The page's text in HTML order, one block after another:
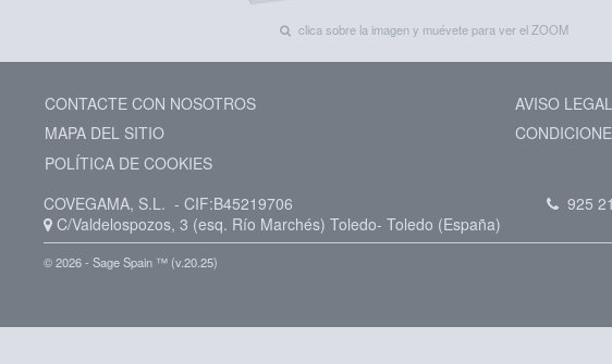
clica sobre la imagen y muévete para ver el ZOOM
CONTACTE CON NOSOTROS
MAPA DEL SITIO
POLÍTICA DE COOKIES
AVISO LEGAL
COVEGAMA, S.L. - CIF:B45219706
C/Valdelospozos, 3 (esq. Río Marchés) Toledo- Toledo (España)
925
© 2026 - Sage Spain ™ (v.20.25)